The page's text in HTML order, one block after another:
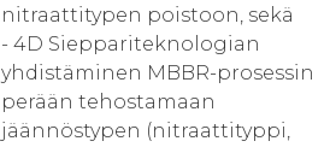
nitraattitypen poistoon, sekä
- 4D Sieppariteknologian
yhdistäminen MBBR-prosessin
perään tehostamaan
jäännöstypen (nitraattityppi,